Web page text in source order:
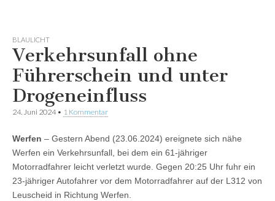
BLAULICHT
Verkehrsunfall ohne
Führerschein und unter
Drogeneinfluss
24. Juni 2024• 1 Kommentar
Werfen – Gestern Abend (23.06.2024) ereignete sich nähe
Werfen ein Verkehrsunfall, bei dem ein 61-jähriger
Motorradfahrer leicht verletzt wurde. Gegen 20:25 Uhr fuhr ein
23-jähriger Autofahrer vor dem Motorradfahrer auf der L312 von
Leuscheid in Richtung Werfen.